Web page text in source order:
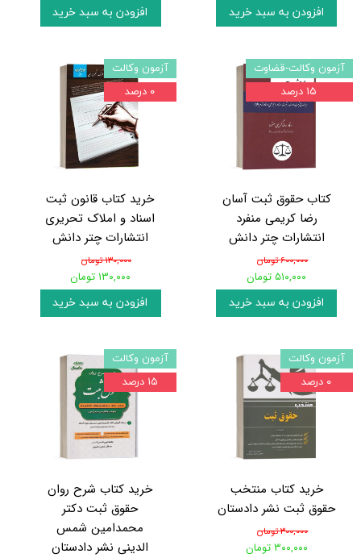
افزودن به سبد خرید افزودن به سبد خرید
کتاب حقوق ثبت آسان
رضا کریمی منفرد
انتشارات چتر دانش
۶۰۰,۰۰۰ تومان
۵۱۰,۰۰۰ تومان
افزودن به سبد خرید
آزمون وکالت-قضاوت
۱۵ درصد
خرید کتاب قانون ثبت
اسناد و املاک تحریری
انتشارات چتر دانش
۱۳۰,۰۰۰ تومان
۱۳۰,۰۰۰ تومان
افزودن به سبد خرید
آزمون وکالت
۰ درصد
خرید کتاب منتخب
حقوق ثبت نشر دادستان
۳۰۰,۰۰۰ تومان
۳۰۰,۰۰۰ تومان
آزمون وکالت
۰ درصد
خرید کتاب شرح روان
حقوق ثبت دکتر
محمدامین شمس
الدینی نشر دادستان
آزمون وکالت
۱۵ درصد